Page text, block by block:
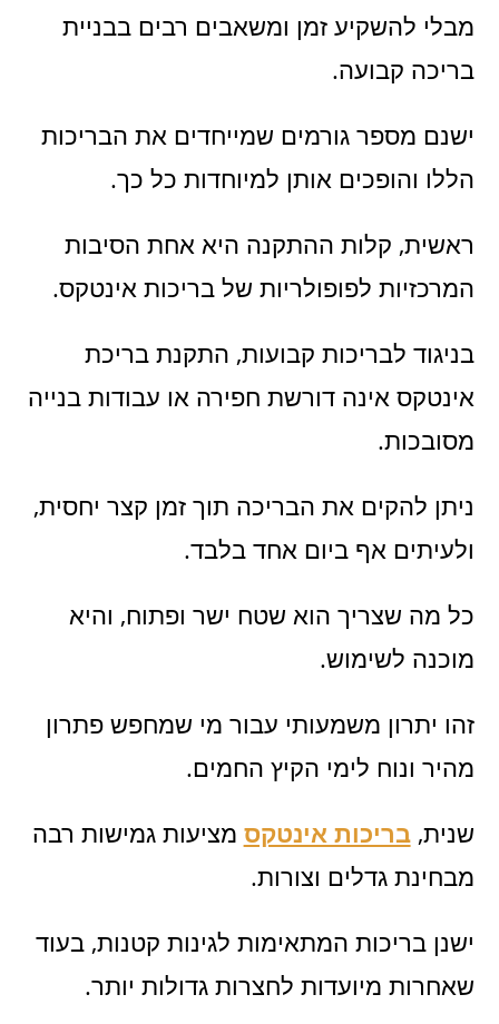
מבלי להשקיע זמן ומשאבים רבים בבניית
בריכה קבועה.
ישנם מספר גורמים שמייחדים את הבריכות
הללו והופכים אותן למיוחדות כל כך.
ראשית, קלות ההתקנה היא אחת הסיבות
המרכזיות לפופולריות של בריכות אינטקס.
בניגוד לבריכות קבועות, התקנת בריכת
אינטקס אינה דורשת חפירה או עבודות בנייה
מסובכות.
ניתן להקים את הבריכה תוך זמן קצר יחסית,
ולעיתים אף ביום אחד בלבד.
כל מה שצריך הוא שטח ישר ופתוח, והיא
מוכנה לשימוש.
זהו יתרון משמעותי עבור מי שמחפש פתרון
מהיר ונוח לימי הקיץ החמים.
שנית,בריכות אינטקס מציעות גמישות רבה
מבחינת גדלים וצורות.
ישנן בריכות המתאימות לגינות קטנות, בעוד
שאחרות מיועדות לחצרות גדולות יותר.